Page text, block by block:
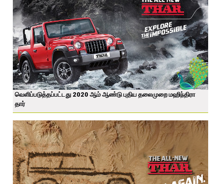
வெளிப்படுத்தப்பட்டது 2020 ஆம் ஆண்டு புதிய தலைமுறை மஹிந்திரா
தார்